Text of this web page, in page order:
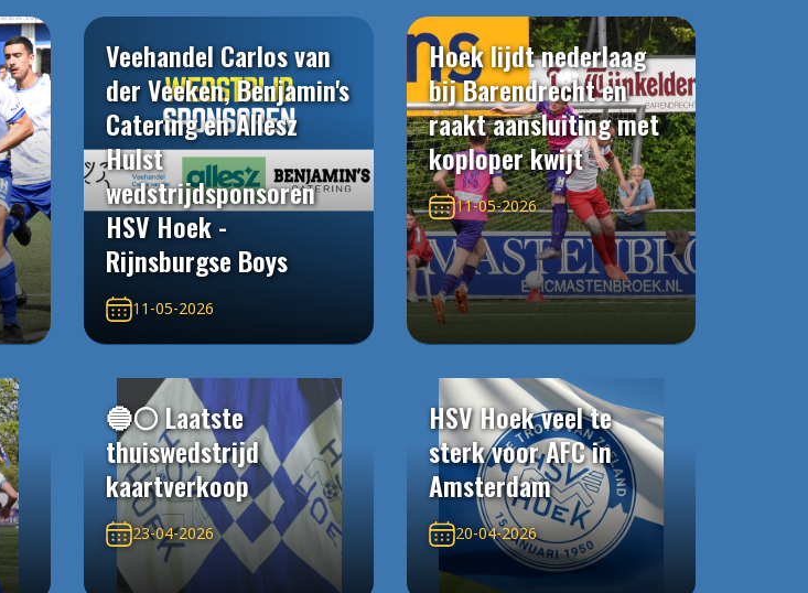
Veehandel Carlos van
der Veeken, Benjamin's
Catering en Allesz
Hulst
wedstrijdsponsoren
HSV Hoek -
Rijnsburgse Boys
11-05-2026
Hoek lijdt nederlaag
bij Barendrecht en
raakt aansluiting met
koploper kwijt
11-05-2026
🔵⚪️ Laatste
thuiswedstrijd
kaartverkoop
23-04-2026
HSV Hoek veel te
sterk voor AFC in
Amsterdam
20-04-2026